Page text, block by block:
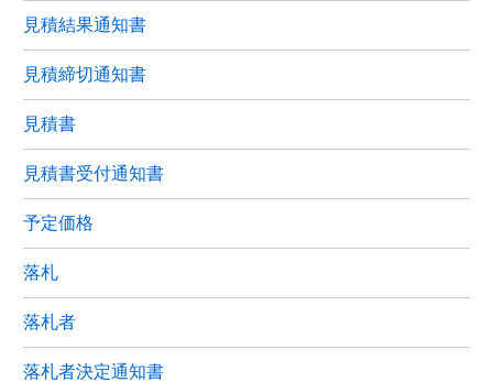
見積結果通知書
見積締切通知書
見積書
見積書受付通知書
予定価格
落札
落札者
落札者決定通知書